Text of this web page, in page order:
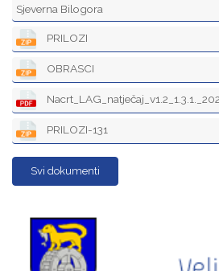
Sjeverna Bilogora
PRILOZI
OBRASCI
PRILOZI-131
Svi dokumenti